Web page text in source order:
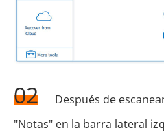
02
Después de
"Notas" en la barra lateral